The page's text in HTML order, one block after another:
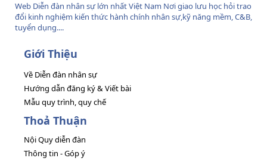
Web Diễn đàn nhân sự lớn nhất Việt Nam Nơi giao lưu học hỏi trao
đổi kinh nghiệm kiến thức hành chính nhân sự,kỹ năng mềm, C&B,
tuyển dụng....
Giới Thiệu
Về Diễn đàn nhân sự
Hướng dẫn đăng ký & Viết bài
Mẫu quy trình, quy chế
Thoả Thuận
Nội Quy diễn đàn
Thông tin - Góp ý